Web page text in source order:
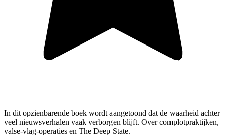
In dit opzienbarende boek wordt aangetoond dat de waarheid achter
veel nieuwsverhalen vaak verborgen blijft. Over complotpraktijken,
valse-vlag-operaties en The Deep State.